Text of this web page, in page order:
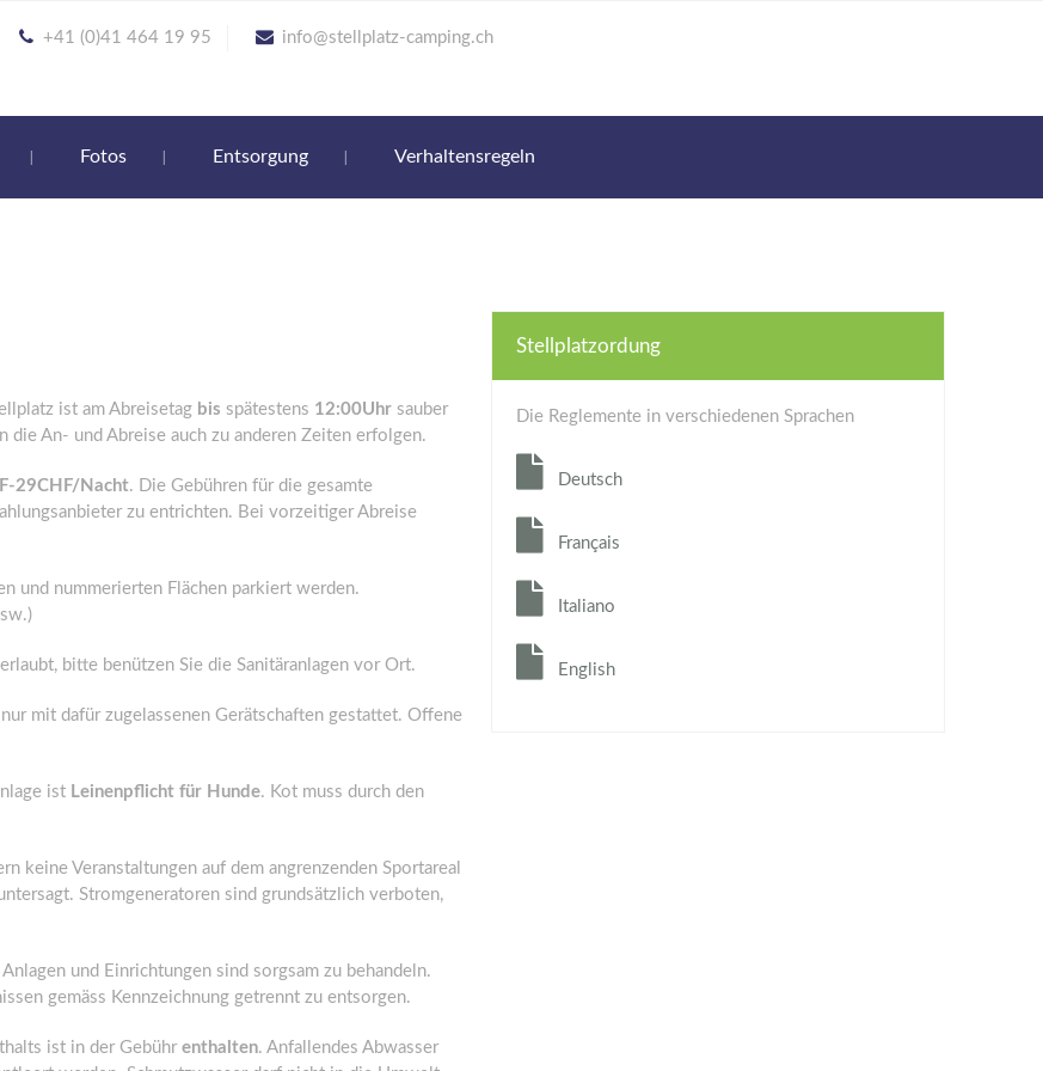
+41 (0)41 464 19 95 info@stellplatz-camping.ch
Fotos Entsorgung Verhaltensregeln
ist am Abreisetag bis spätestens 12:00Uhr sauber
die An- und Abreise auch zu anderen Zeiten erfolgen.
29CHF/Nacht. Die Gebühren für die gesamte
zu entrichten. Bei vorzeitiger Abreise
und nummerierten Flächen parkiert werden.
bitte benützen Sie die Sanitäranlagen vor Ort.
mit dafür zugelassenen Gerätschaften gestattet. Offene
ist Leinenpflicht für Hunde. Kot muss durch den
keine Veranstaltungen auf dem angrenzenden Sportareal
Stromgeneratoren sind grundsätzlich verboten,
und Einrichtungen sind sorgsam zu behandeln.
gemäss Kennzeichnung getrennt zu entsorgen.
ist in der Gebühr enthalten. Anfallendes Abwasser
Stellplatzordung
Die Reglemente in verschiedenen Sprachen
Deutsch
Français
Italiano
English